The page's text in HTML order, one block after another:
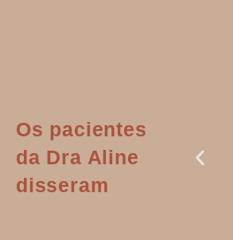
Os pacientes
da Dra Aline
disseram